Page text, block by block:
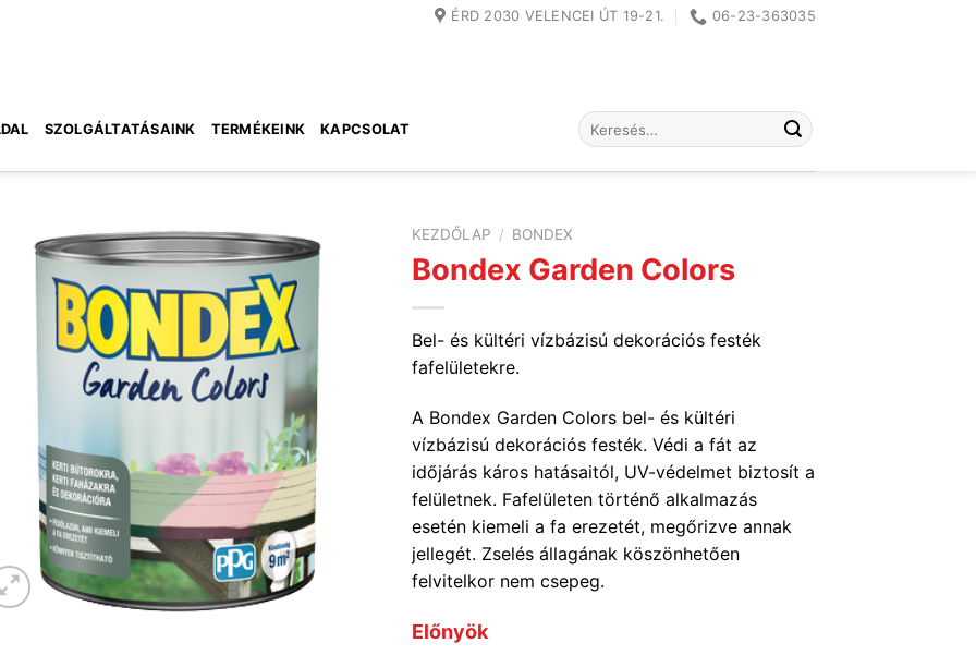
ÉRD 2030 VELENCEI ÚT 19-21. 06-23-363035
SZOLGÁLTATÁSAINK TERMÉKEINK KAPCSOLAT
Keresés
a
KEZDŐLAP / BONDEX
Bondex Garden Colors
Bel- és kültéri vízbázisú dekorációs festék
fafelületekre.
A Bondex Garden Colors bel- és kültéri
vízbázisú dekorációs festék. Védi a fát az
időjárás káros hatásaitól, UV-védelmet biztosít a
felületnek. Fafelületen történő alkalmazás
esetén kiemeli a fa erezetét, megőrizve annak
jellegét. Zselés állagának köszönhetően
felvitelkor nem csepeg.
Előnyök